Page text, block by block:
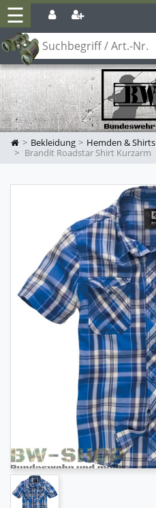
☰
Bekleidung Hemden & Shirts
Brandit Roadstar Shirt Kurzarm